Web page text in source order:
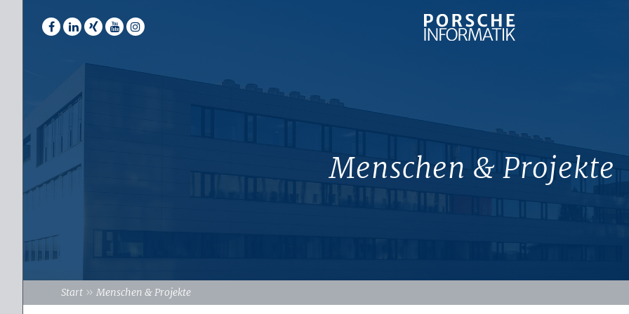
Menschen & Projekte
Start » Menschen & Projekte